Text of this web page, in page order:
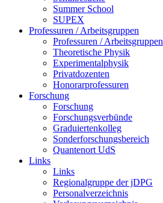
Summer School
SUPEX
Professuren / Arbeitsgruppen
Professuren / Arbeitsgruppen
Theoretische Physik
Experimentalphysik
Privatdozenten
Honorarprofessuren
Forschung
Forschung
Forschungsverbünde
Graduiertenkolleg
Sonderforschungsbereich
Quantenort UdS
Links
Links
Regionalgruppe der jDPG
Personalverzeichnis